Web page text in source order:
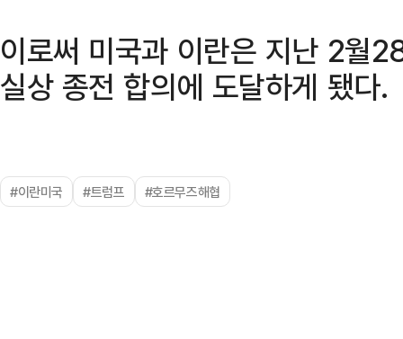
이로써 미국과 이란은 지난 2월
실상 종전 합의에 도달하게 됐다.
#이란미국 #트럼프 #호르무즈해협